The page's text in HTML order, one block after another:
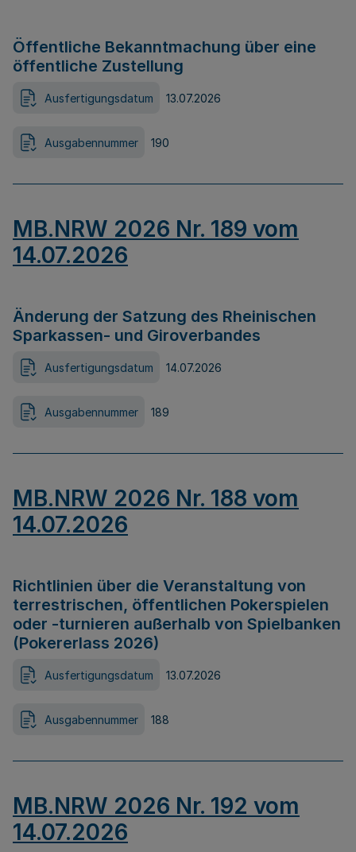
Öffentliche Bekanntmachung über eine
öffentliche Zustellung
Ausfertigungsdatum 13.07.2026
Ausgabennummer 190
MB.NRW 2026 Nr. 189 vom
14.07.2026
Änderung der Satzung des Rheinischen
Sparkassen- und Giroverbandes
Ausfertigungsdatum 14.07.2026
Ausgabennummer 189
MB.NRW 2026 Nr. 188 vom
14.07.2026
Richtlinien über die Veranstaltung von
terrestrischen, öffentlichen Pokerspielen
oder -turnieren außerhalb von Spielbanken
(Pokererlass 2026)
Ausfertigungsdatum 13.07.2026
Ausgabennummer 188
MB.NRW 2026 Nr. 192 vom
14.07.2026